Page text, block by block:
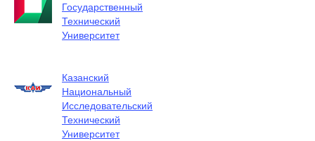
Государственный
Технический
Университет
Казанский
Национальный
Исследовательский
Технический
Университет